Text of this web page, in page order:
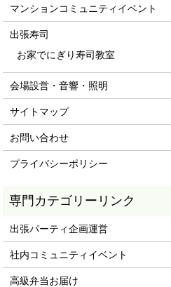
マンションコミュニティイベント
出張寿司
お家でにぎり寿司教室
会場設営・音響・照明
サイトマップ
お問い合わせ
プライバシーポリシー
専門カテゴリーリンク
出張パーティ企画運営
社内コミュニティイベント
高級弁当お届け